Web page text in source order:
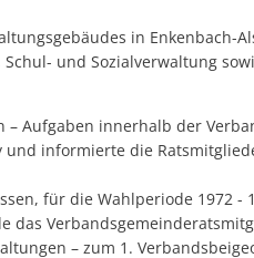
in Enkenbach-
und Sozialverwaltung
Aufgaben innerhalb der
und informierte die
für die Wahlperiode 1972 -
das
– zum 1.